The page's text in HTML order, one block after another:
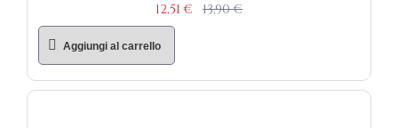
12,51 €
13,90 €
Aggiungi al carrello